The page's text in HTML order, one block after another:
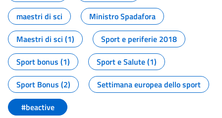
maestri di sci
Ministro Spadafora
Maestri di sci (1)
Sport e periferie 2018
Sport bonus (1)
Sport e Salute (1)
Sport Bonus (2)
Settimana europea dello sport
#beactive